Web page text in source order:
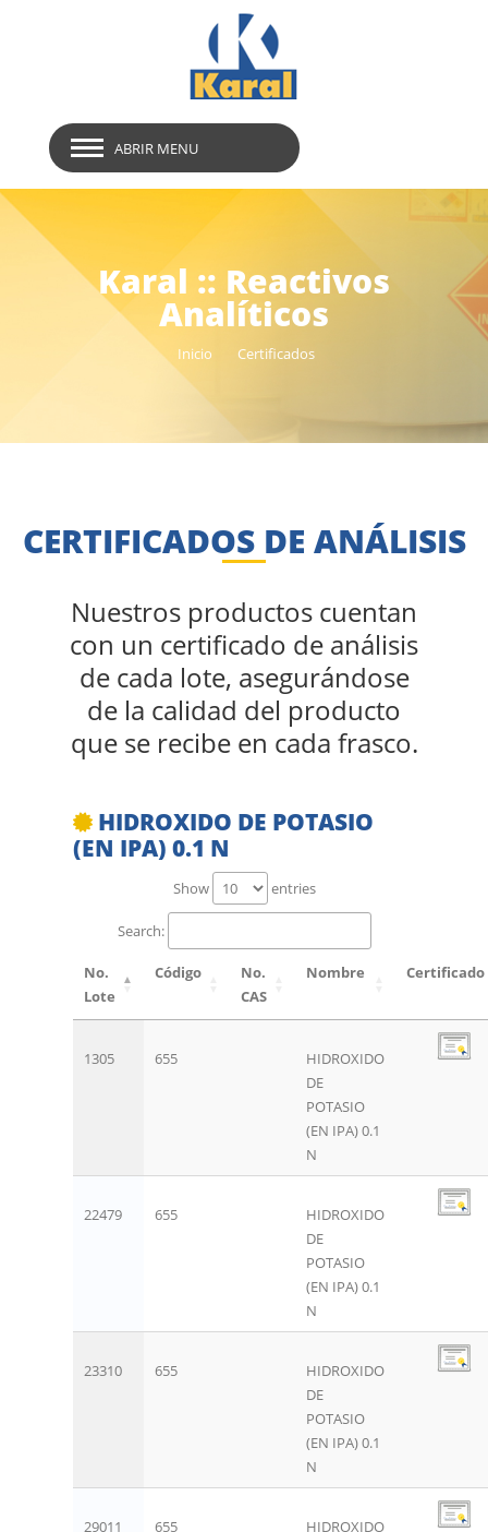
ABRIR MENU
Karal :: Reactivos
Analíticos
Inicio Certificados
CERTIFICADOS DE ANÁLISIS
Nuestros productos cuentan
con un certificado de análisis
de cada lote, asegurándose
de la calidad del producto
que se recibe en cada frasco.
HIDROXIDO DE POTASIO
(EN IPA) 0.1 N
Show entries
Search:
No.
Lote
Código
No.
CAS
Nombre Certificado
1305 655
HIDROXIDO
DE
POTASIO
(EN IPA) 0.1
N
22479 655
HIDROXIDO
DE
POTASIO
(EN IPA) 0.1
N
23310 655
HIDROXIDO
DE
POTASIO
(EN IPA) 0.1
N
29011 655
HIDROXIDO